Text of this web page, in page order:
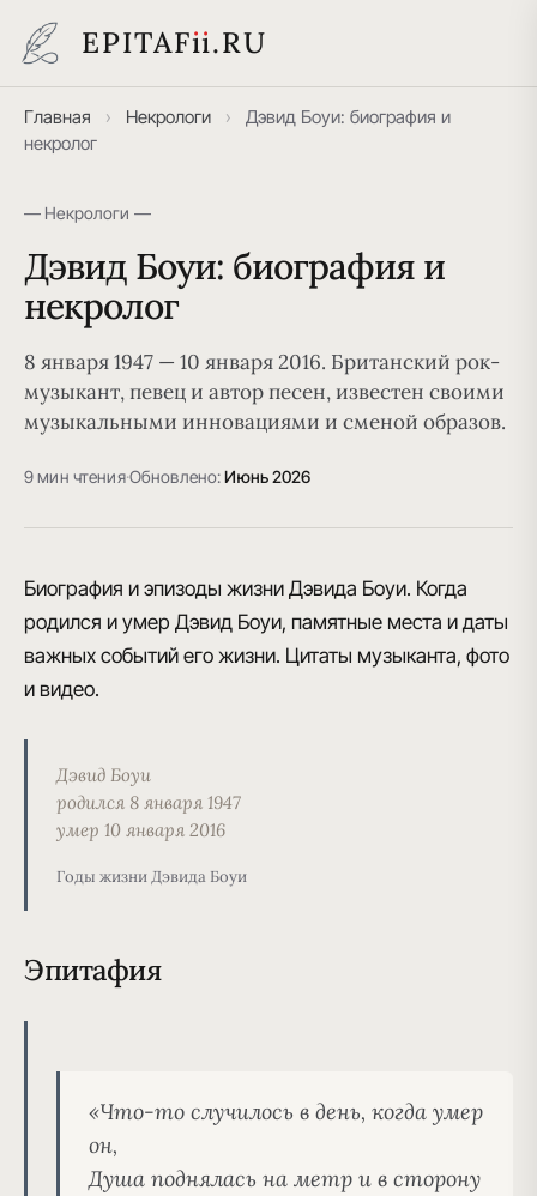
EPITAFii.RU
Главная › Некрологи ›
Дэвид Боуи: биография и
некролог
— Некрологи —
Дэвид Боуи: биография и
некролог
8 января 1947 — 10 января 2016. Британский рок-
музыкант, певец и автор песен, известен своими
музыкальными инновациями и сменой образов.
9 мин чтения·Обновлено:Июнь 2026
Биография и эпизоды жизни Дэвида Боуи. Когда
родился и умер Дэвид Боуи, памятные места и даты
важных событий его жизни. Цитаты музыканта, фото
и видео.
Дэвид Боуи
родился 8 января 1947
умер 10 января 2016
Годы жизни Дэвида Боуи
Эпитафия
«Что-то случилось в день, когда умер
он,
Душа поднялась на метр и в сторону